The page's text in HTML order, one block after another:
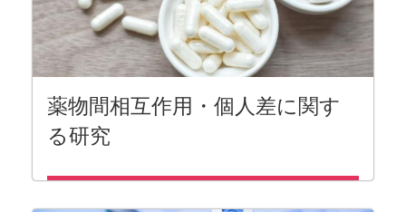
薬物間相互作用・個人差に関す
る研究